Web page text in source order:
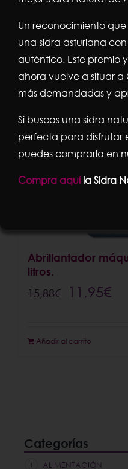
Añadir al carrito
¡Oferta!
Abrillantador
litros.
15,88€
El
original
11,95€El
Añadir al carrito
Categorías
ALIMENTACIÓN
Un reconocimiento
una sidra asturiana
auténtico. Este premio
ahora vuelve a situar a
más demandadas y
Si buscas una sidra
perfecta para
puedes comprarla en
Compra aquíla Sidra